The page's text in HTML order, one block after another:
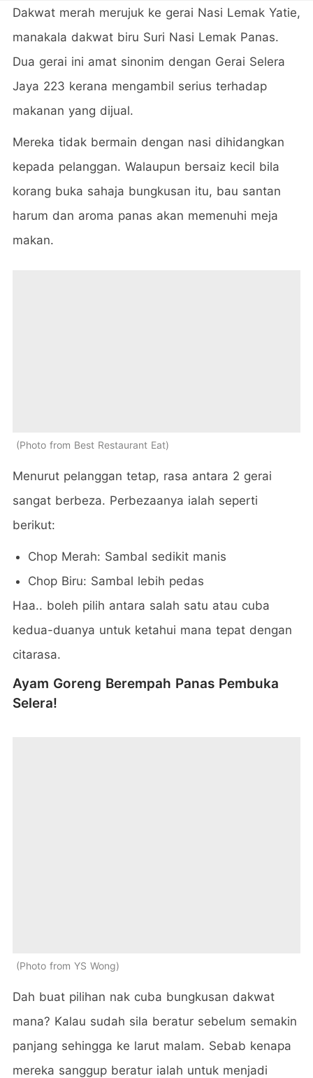
Dakwat merah merujuk ke gerai Nasi Lemak Yatie,
manakala dakwat biru Suri Nasi Lemak Panas.
Dua gerai ini amat sinonim dengan Gerai Selera
Jaya 223 kerana mengambil serius terhadap
makanan yang dijual.
Mereka tidak bermain dengan nasi dihidangkan
kepada pelanggan. Walaupun bersaiz kecil bila
korang buka sahaja bungkusan itu, bau santan
harum dan aroma panas akan memenuhi meja
makan.
Photo from Best Restaurant Eat
Menurut pelanggan tetap, rasa antara 2 gerai
sangat berbeza. Perbezaanya ialah seperti
berikut:
Chop Merah: Sambal sedikit manis
Chop Biru: Sambal lebih pedas
Haa.. boleh pilih antara salah satu atau cuba
kedua-duanya untuk ketahui mana tepat dengan
citarasa.
Ayam Goreng Berempah Panas Pembuka
Selera!
Photo from YS Wong
Dah buat pilihan nak cuba bungkusan dakwat
mana? Kalau sudah sila beratur sebelum semakin
panjang sehingga ke larut malam. Sebab kenapa
mereka sanggup beratur ialah untuk menjadi